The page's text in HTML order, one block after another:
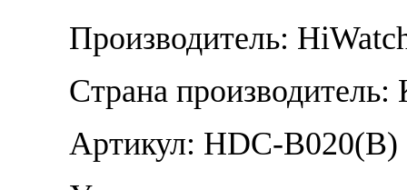
Производитель:
Страна производитель:
Артикул: HDC-B020(B)